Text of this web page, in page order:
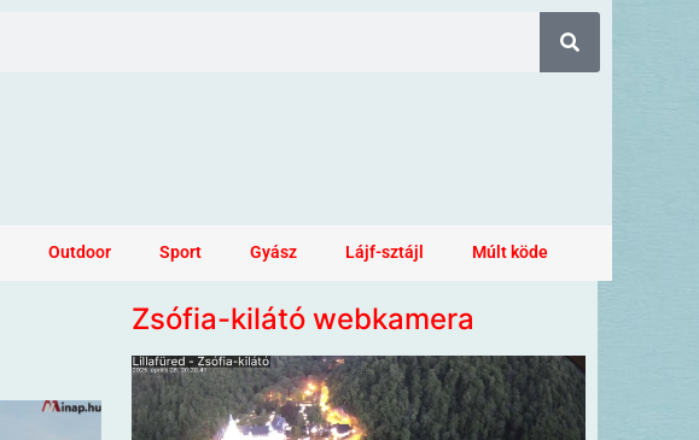
Outdoor Sport Gyász Lájf-sztájl Múlt köde
Zsófia-kilátó webkamera